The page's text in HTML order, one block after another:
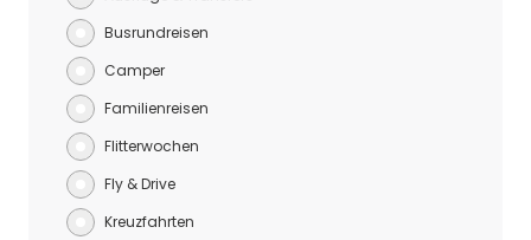
Busrundreisen
Camper
Familienreisen
Flitterwochen
Fly & Drive
Kreuzfahrten